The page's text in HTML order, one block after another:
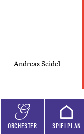
ORCHESTER SPIELPLAN
Andreas Seidel